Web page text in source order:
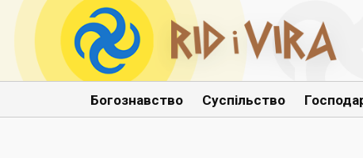
Богознавство Суспільство